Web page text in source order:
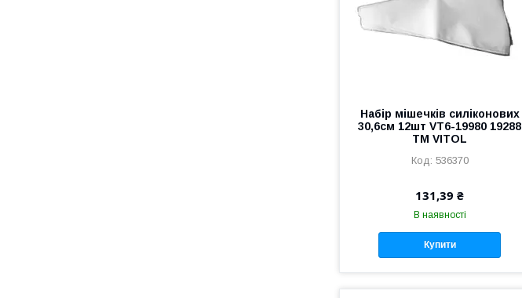
Набір мішечків силіконових
30,6см 12шт VT6-19980 19288
ТМ VITOL
536370
131,39 ₴
В наявності
Купити